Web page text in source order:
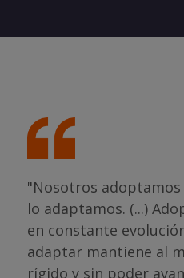
"Nosotros adoptamos
lo adaptamos. (...)
en constante
adaptar mantiene al
rígido y sin poder